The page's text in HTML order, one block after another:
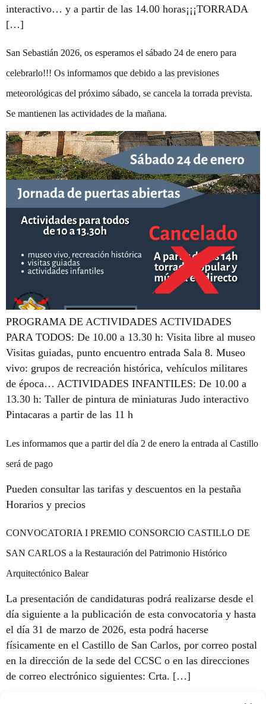
interactivo… y a partir de las 14.00 horas¡¡¡TORRADA
[…]
San Sebastián 2026, os esperamos el sábado 24 de enero para
celebrarlo!!! Os informamos que debido a las previsiones
meteorológicas del próximo sábado, se cancela la torrada prevista.
Se mantienen las actividades de la mañana.
PROGRAMA DE ACTIVIDADES ACTIVIDADES
PARA TODOS: De 10.00 a 13.30 h: Visita libre al museo
Visitas guiadas, punto encuentro entrada Sala 8. Museo
vivo: grupos de recreación histórica, vehículos militares
de época… ACTIVIDADES INFANTILES: De 10.00 a
13.30 h: Taller de pintura de miniaturas Judo interactivo
Pintacaras a partir de las 11 h
Les informamos que a partir del día 2 de enero la entrada al Castillo
será de pago
Pueden consultar las tarifas y descuentos en la pestaña
Horarios y precios
CONVOCATORIA I PREMIO CONSORCIO CASTILLO DE
SAN CARLOS a la Restauración del Patrimonio Histórico
Arquitectónico Balear
La presentación de candidaturas podrá realizarse desde el
día siguiente a la publicación de esta convocatoria y hasta
el día 31 de marzo de 2026, esta podrá hacerse
físicamente en el Castillo de San Carlos, por correo postal
en la dirección de la sede del CCSC o en las direcciones
de correo electrónico siguientes: Crta. […]